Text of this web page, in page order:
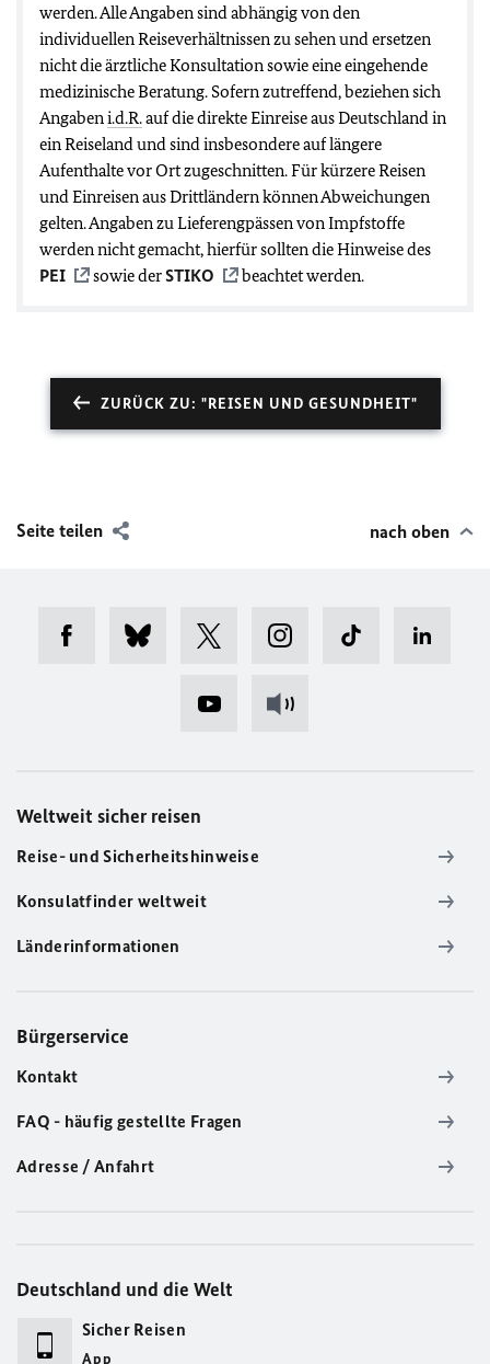
werden. Alle Angaben sind abhängig von den
individuellen Reiseverhältnissen zu sehen und ersetzen
nicht die ärztliche Konsultation sowie eine eingehende
medizinische Beratung. Sofern zutreffend, beziehen sich
Angabeni.d.R.auf die direkte Einreise aus Deutschland in
ein Reiseland und sind insbesondere auf längere
Aufenthalte vor Ort zugeschnitten. Für kürzere Reisen
und Einreisen aus Drittländern können Abweichungen
gelten. Angaben zu Lieferengpässen von Impfstoffe
werden nicht gemacht, hierfür sollten die Hinweise des
PEI
sowie derSTIKO beachtet werden.
ZURÜCK ZU: "REISEN UND GESUNDHEIT"
Seite teilen nach oben
Weltweit sicher reisen
Reise- und Sicherheitshinweise
Konsulatfinder weltweit
Länderinformationen
Bürgerservice
Kontakt
FAQ - häufig gestellte Fragen
Adresse / Anfahrt
Deutschland und die Welt
Sicher Reisen
App